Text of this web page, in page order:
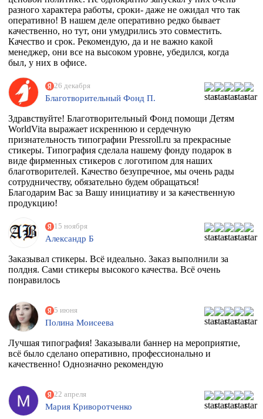
разного характера работы, сроки- даже не ожидал что так
оперативно! В нашем деле оперативно редко бывает
качественно, но тут, они умудрились это совместить.
Качество и срок. Рекомендую, да и не важно какой
менеджер, они все на высоком уровне, убедился, когда
был, у них в офисе.
26 декабря
Благотворительный Фонд П.
Здравствуйте! Благотворительный Фонд помощи Детям
WorldVita выражает искреннюю и сердечную
признательность типографии Pressroll.ru за прекрасные
стикеры. Типография сделала нашему фонду подарок в
виде фирменных стикеров с логотипом для наших
благотворителей. Качество безупречное, мы очень рады
сотрудничеству, обязательно будем обращаться!
Благодарим Вас за Вашу инициативу и за качественную
продукцию!
15 ноября
Александр Б
Заказывал стикеры. Всё идеально. Заказ выполнили за
полдня. Сами стикеры высокого качества. Всё очень
понравилось
5 июня
Полина Моисеева
Лучшая типография! Заказывали баннер на мероприятие,
всё было сделано оперативно, профессионально и
качественно! Однозначно рекомендую
22 апреля
Мария Криворотченко